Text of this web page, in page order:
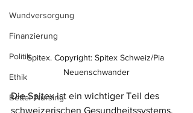
Wundversorgung
Finanzierung
Politik
Ethik
Better Nursing
Spitex. Copyright: Spitex Schweiz/Pia
Neuenschwander
Die Spitex ist ein wichtiger Teil des
schweizerischen Gesundheitssystems.